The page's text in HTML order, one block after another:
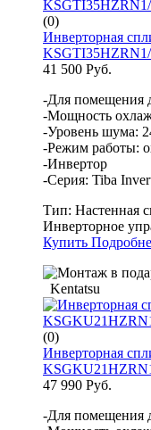
(0)
Инверторная
41 500 Руб.
-Для помещения
-Мощность
-Уровень шума:
-Режим работы:
-Инвертор
-Серия: Tiba
Тип: Настенная
Инверторное
Купить
Kentatsu
(0)
Инверторная
47 990 Руб.
-Для помещения